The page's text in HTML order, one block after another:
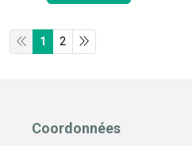
1 2
Coordonnées